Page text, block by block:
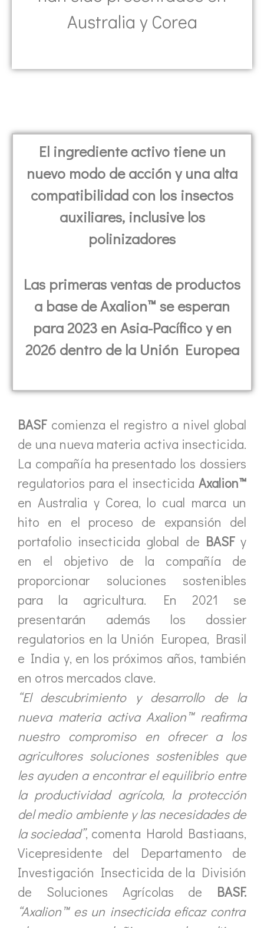
Australia y Corea
El ingrediente activo tiene un
nuevo modo de acción y una alta
compatibilidad con los insectos
auxiliares, inclusive los
polinizadores
Las primeras ventas de productos
a base de Axalion™ se esperan
para 2023 en Asia-Pacífico y en
2026 dentro de la Unión Europea
BASFcomienza el registro a nivel global
de una nueva materia activa insecticida.
La compañía ha presentado los dossiers
regulatorios para el insecticida Axalion™
en Australia y Corea, lo cual marca un
hito en el proceso de expansión del
portafolio insecticida global de BASFy
en el objetivo de la compañía de
proporcionar soluciones sostenibles
para la agricultura. En 2021 se
presentarán además los dossier
regulatorios en la Unión Europea, Brasil
e India y, en los próximos años, también
en otros mercados clave.
“El descubrimiento y desarrollo de la
nueva materia activa Axalion™ reafirma
nuestro compromiso en ofrecer a los
agricultores soluciones sostenibles que
les ayuden a encontrar el equilibrio entre
la productividad agrícola, la protección
del medio ambiente y las necesidades de
la sociedad”, comenta Harold Bastiaans,
Vicepresidente del Departamento de
Investigación Insecticida de la División
de Soluciones Agrícolas de BASF.
“Axalion™ es un insecticida eficaz contra